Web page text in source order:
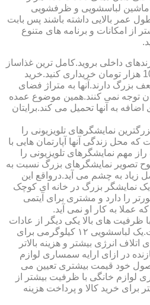
لباسشویی و ظرفشویی
طول عمر بالایی داشته باشند پس بابت
از امکانات و برنامه های متنوع
داخلی بروید.کامل ترین غذاساز
داخلی را می توانید با حدود 100 هزار تومان خریداری کنید.خرید
دارند.آنها به متراژ فضای
توجه نمی کنند.همین موضوع عمده
به آنها تحمیل می کند.برایتان
نمایشگرهای تلویزیونی را
محل زندگی آنها آپارتمان هایی با
مهم نمایشگرهای تلویزیونی را
تصویر نمایشگرهای بزرگ نسبت به
زیاد به چشم می آید.درواقع این
نمایشگر بزرگ در خانه ای کوچک
را دارد و مشتری برای آیتمی
عملا به کار او نمی آید.
ظرفیت های بالا یکی دیگر از عادات
نادرست مشتریان ایرانی است.یک لباسشویی ١٢ کیلوگرمی برای
به معنای اتلاف انرژی بیشتر و هزینه بالاتر
در ازای ارایه سمساری لوازم
خود قیمت بیشتری تعیین می
لوازم خانگی با ظرفیت بیشتر از
برای خرید کالا و پرداخت هزینه